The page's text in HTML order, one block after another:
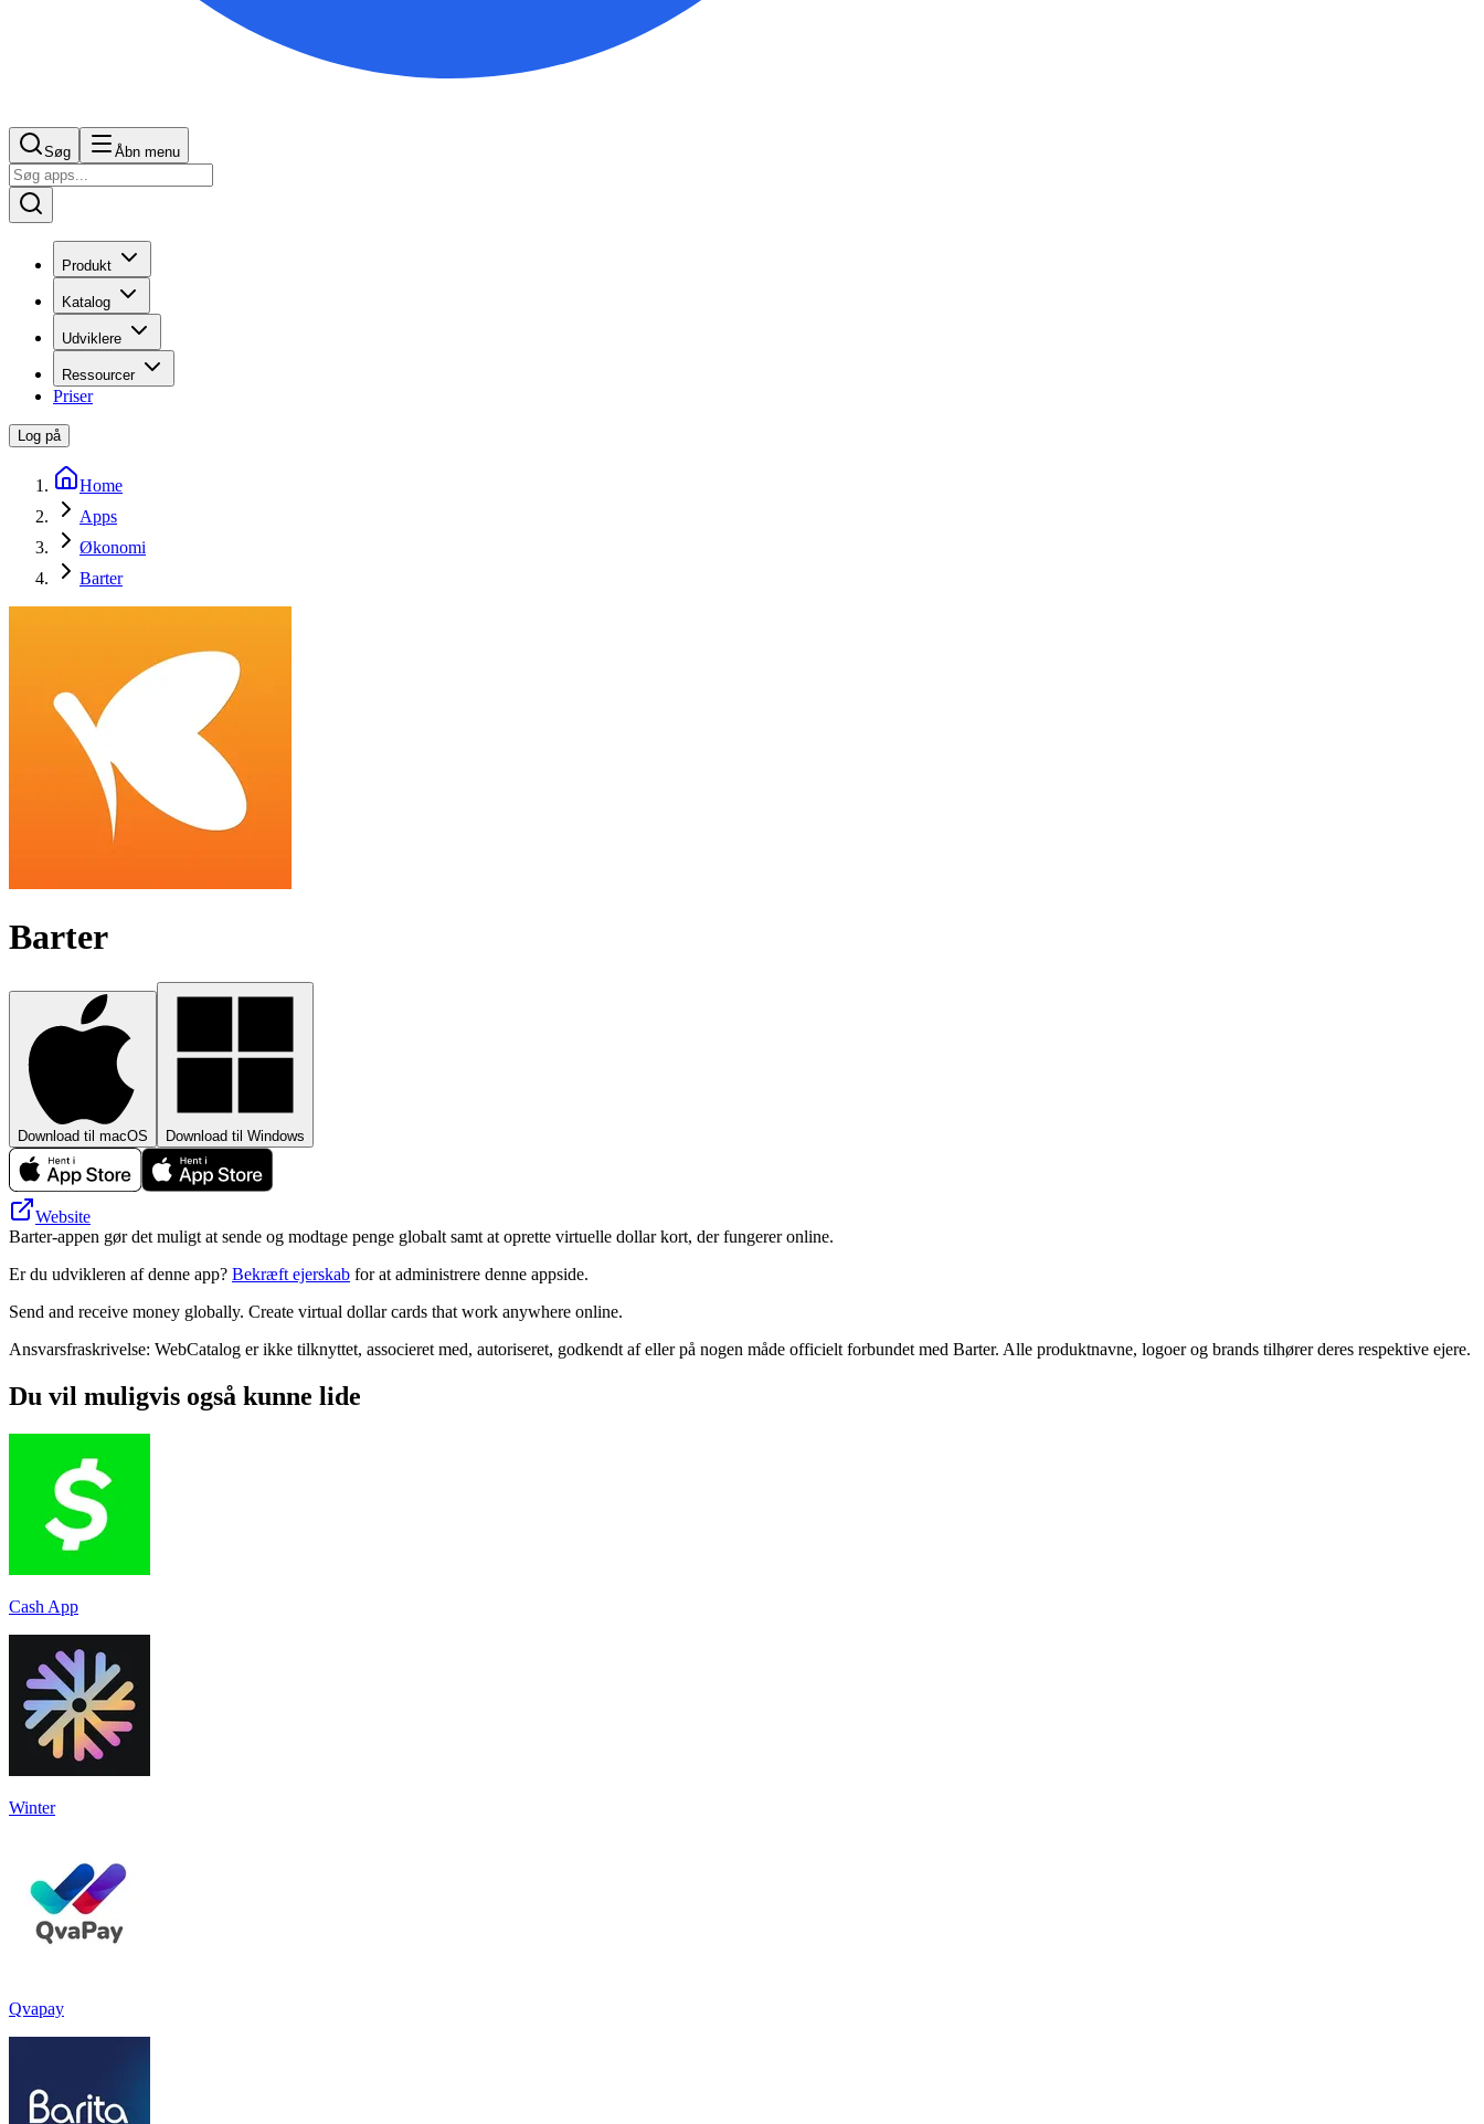
Søg Åbn menu
Produkt
Katalog
Udviklere
Ressourcer
Priser
Log på
Home
Apps
Økonomi
Barter
Barter
Download til macOS Download til Windows
Website
Barter-appen gør det muligt at sende og modtage penge globalt samt at oprette virtuelle dollar kort, der fungerer online.
Er du udvikleren af denne app? Bekræft ejerskab for at administrere denne appside.
Send and receive money globally. Create virtual dollar cards that work anywhere online.
Ansvarsfraskrivelse: WebCatalog er ikke tilknyttet, associeret med, autoriseret, godkendt af eller på nogen måde officielt forbundet med Barter. Alle produktnavne, logoer og brands tilhører deres respektive ejere.
Du vil muligvis også kunne lide
Cash App
Winter
Qvapay